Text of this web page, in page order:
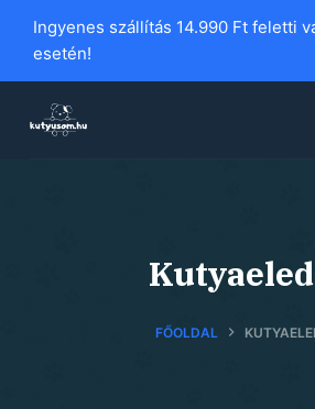
i
Ingyenes szállítás 14.990 Ft feletti
esetén!
FŐOLDAL